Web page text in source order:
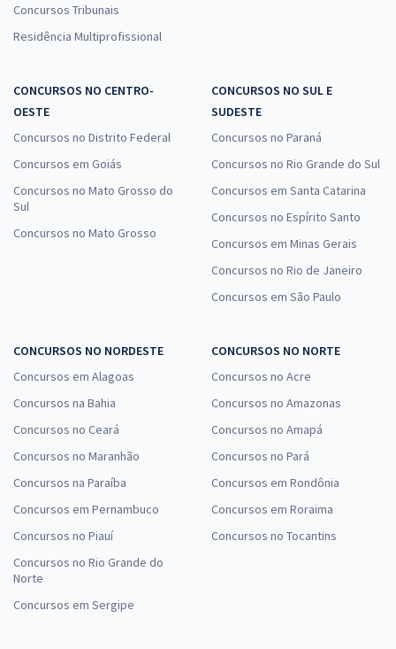
Concursos Tribunais
Residência Multiprofissional
CONCURSOS NO CENTRO-
OESTE
Concursos no Distrito Federal
Concursos em Goiás
Concursos no Mato Grosso do
Sul
Concursos no Mato Grosso
CONCURSOS NO SUL E
SUDESTE
Concursos no Paraná
Concursos no Rio Grande do Sul
Concursos em Santa Catarina
Concursos no Espírito Santo
Concursos em Minas Gerais
Concursos no Rio de Janeiro
Concursos em São Paulo
CONCURSOS NO NORDESTE
Concursos em Alagoas
Concursos na Bahia
Concursos no Ceará
Concursos no Maranhão
Concursos na Paraíba
Concursos em Pernambuco
Concursos no Piauí
Concursos no Rio Grande do
Norte
Concursos em Sergipe
CONCURSOS NO NORTE
Concursos no Acre
Concursos no Amazonas
Concursos no Amapá
Concursos no Pará
Concursos em Rondônia
Concursos em Roraima
Concursos no Tocantins